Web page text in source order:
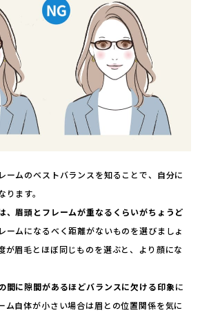
ームのベストバランスを知ることで、自分に
ます。
、眉頭とフレームが重なるくらいがちょうど
ームになるべく距離がないものを選びましょ
が眉毛とほぼ同じものを選ぶと、より顔にな
間に隙間があるほどバランスに欠ける印象に
ム自体が小さい場合は眉との位置関係を気に